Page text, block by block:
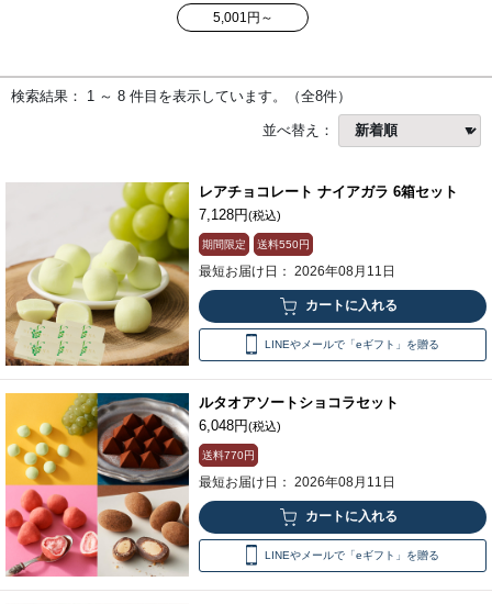
5,001円～
検索結果： 1 ～ 8 件目を表示しています。（全8件）
並べ替え：
レアチョコレート ナイアガラ 6箱セット
7,128円(税込)
期間限定 送料550円
最短お届け日： 2026年08月11日
LINEやメールで「eギフト」を贈る
ルタオアソートショコラセット
6,048円(税込)
送料770円
最短お届け日： 2026年08月11日
LINEやメールで「eギフト」を贈る